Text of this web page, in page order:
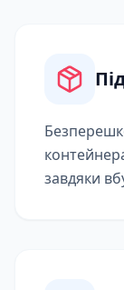
завдяки